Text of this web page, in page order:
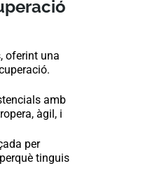
oferint una
amb
àgil, i
per
tinguis